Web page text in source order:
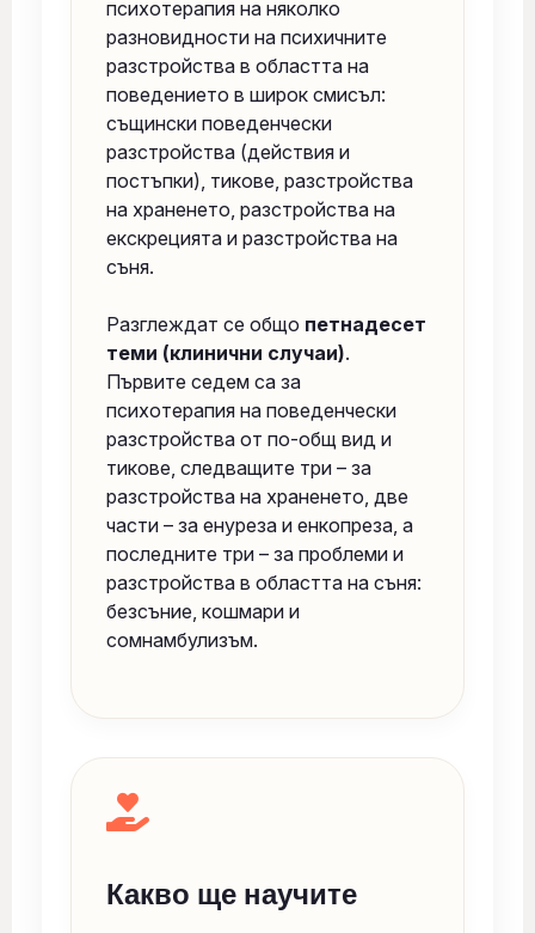
психотерапия на няколко
разновидности на психичните
разстройства в областта на
поведението в широк смисъл:
същински поведенчески
разстройства (действия и
постъпки), тикове, разстройства
на храненето, разстройства на
екскрецията и разстройства на
съня.
Разглеждат се общо петнадесет
теми (клинични случаи).
Първите седем са за
психотерапия на поведенчески
разстройства от по-общ вид и
тикове, следващите три – за
разстройства на храненето, две
части – за енуреза и енкопреза, а
последните три – за проблеми и
разстройства в областта на съня:
безсъние, кошмари и
сомнамбулизъм.
Какво ще научите